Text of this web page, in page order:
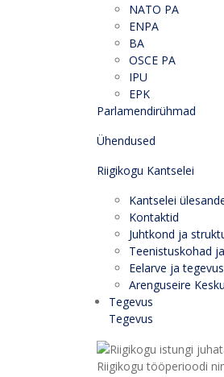
NATO PA
ENPA
BA
OSCE PA
IPU
EPK
Parlamendirühmad
Ühendused
Riigikogu Kantselei
Kantselei
Kontaktid
Juhtkond ja
Teenistuskohad
Eelarve ja
Arenguseire
Tegevus
Tegevus
Riigikogu tööperioodi